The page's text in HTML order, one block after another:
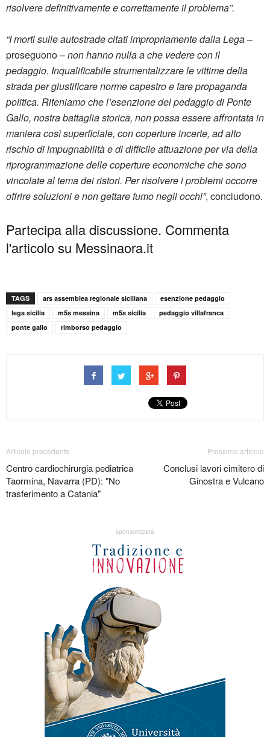
risolvere definitivamente e correttamente il problema”.
“I morti sulle autostrade citati impropriamente dalla Lega–
proseguono –non hanno nulla a che vedere con il
pedaggio. Inqualificabile strumentalizzare le vittime della
strada per giustificare norme capestro e fare propaganda
politica. Riteniamo che l’esenzione del pedaggio di Ponte
Gallo, nostra battaglia storica, non possa essere affrontata in
maniera così superficiale, con coperture incerte, ad alto
rischio di impugnabilità e di difficile attuazione per via della
riprogrammazione delle coperture economiche che sono
vincolate al tema dei ristori. Per risolvere i problemi occorre
offrire soluzioni e non gettare fumo negli occhi”, concludono.
Partecipa alla discussione. Commenta
l'articolo su Messinaora.it
TAGS ars assemblea regionale siciliana
esenzione pedaggio
lega sicilia
m5s messina m5s sicilia
pedaggio villafranca
ponte gallo
rimborso pedaggio
Articolo precedente
Centro cardiochirurgia pediatrica
Taormina, Navarra (PD): "No
trasferimento a Catania"
Prossimo articolo
Conclusi lavori cimitero di
Ginostra e Vulcano
sponsorizzata